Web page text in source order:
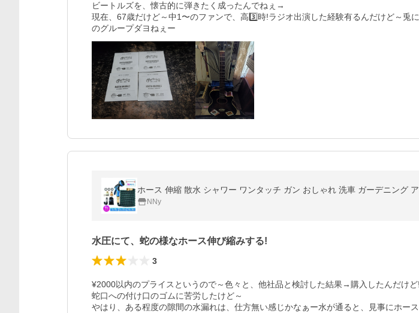
ビートルズを、懐古的に弾きたく成ったんでねぇ→
現在、67歳だけど～中1〜のファンで、高3️⃣時!ラジオ出演した経験有るんだけど～兎
のグループダヨねぇー
ホース 伸縮 散水 シャワー ワンタッチ ガン おしゃれ 洗車 ガーデニング
NNy
水圧にて、蛇の様なホース伸び縮みする!
3
¥2000以内のプライスというので～色々と、他社品と検討した結果→購入したんだけ
蛇口への付け口のゴムに苦労したけど～
やはり、ある程度の隙間の水漏れは、仕方無い感じかなぁー水が通ると、見事にホー